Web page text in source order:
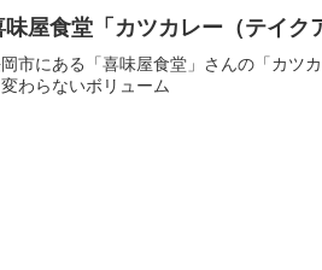
味屋食堂「カツカレー（テイク
市にある「喜味屋食堂」さんの「カツ
変わらないボリューム